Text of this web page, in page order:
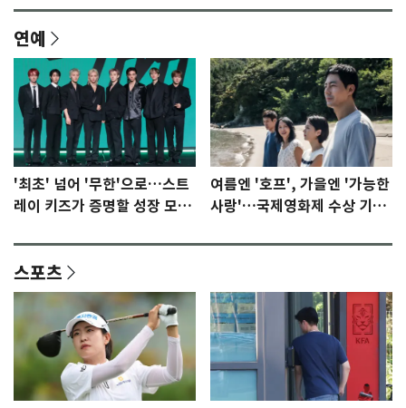
연예
'최초' 넘어 '무한'으로…스트
레이 키즈가 증명할 성장 모멘
여름엔 '호프', 가을엔 '가능한
사랑'…국제영화제 수상 기대
스포츠